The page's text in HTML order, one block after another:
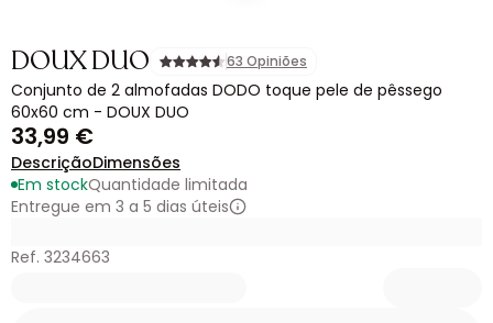
DOUX DUO 63 Opiniões
Conjunto de 2 almofadas DODO toque pele de pêssego
60x60 cm - DOUX DUO
33,99 €
DescriçãoDimensões
Em stockQuantidade limitada
Entregue em 3 a 5 dias úteis
Ref. 3234663